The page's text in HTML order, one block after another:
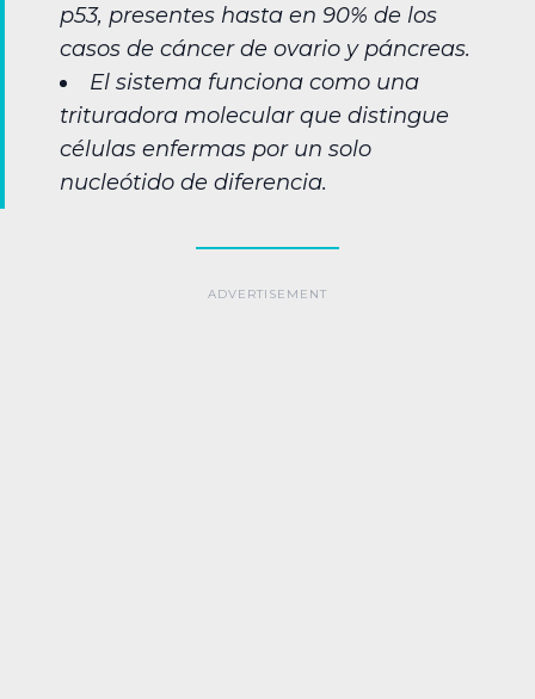
p53, presentes hasta en 90% de los
casos de cáncer de ovario y páncreas.
El sistema funciona como una
trituradora molecular que distingue
células enfermas por un solo
nucleótido de diferencia.